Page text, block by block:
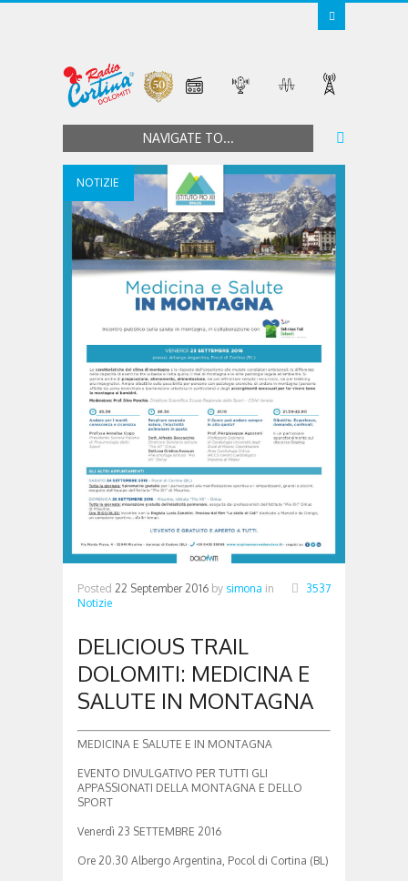
NAVIGATE TO...
NOTIZIE
Posted 22 September 2016 by simona in
Notizie
3537
DELICIOUS TRAIL
DOLOMITI: MEDICINA E
SALUTE IN MONTAGNA
MEDICINA E SALUTE E IN MONTAGNA
EVENTO DIVULGATIVO PER TUTTI GLI
APPASSIONATI DELLA MONTAGNA E DELLO
SPORT
Venerdì 23 SETTEMBRE 2016
Ore 20.30 Albergo Argentina, Pocol di Cortina (BL)